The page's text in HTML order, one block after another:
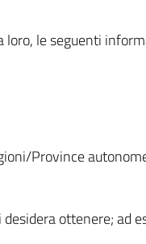
le seguenti
Province
ottenere; ad